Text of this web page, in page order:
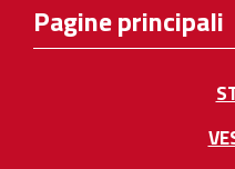
Pagine principali